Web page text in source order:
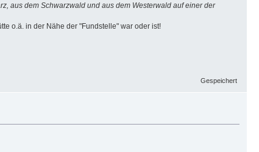
aus dem Schwarzwald und aus dem Westerwald auf einer der
o.ä. in der Nähe der "Fundstelle" war oder ist!
Gespeichert